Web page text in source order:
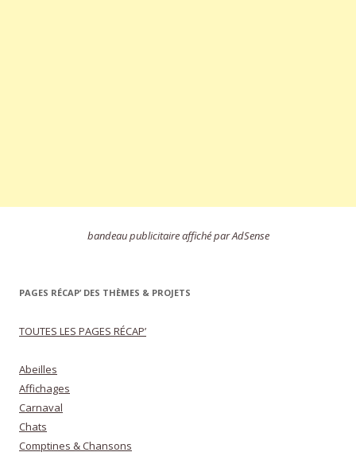
bandeau publicitaire affiché par AdSense
PAGES RÉCAP’ DES THÈMES & PROJETS
TOUTES LES PAGES RÉCAP’
Abeilles
Affichages
Carnaval
Chats
Comptines & Chansons